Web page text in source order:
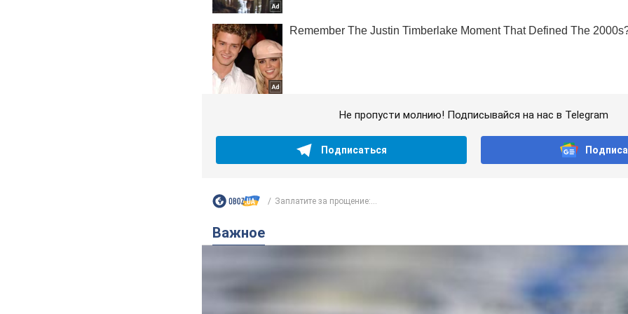
Не пропусти молнию! Подписывайся на нас в Telegram
Подписаться
Заплатите за прощение:...
Важное